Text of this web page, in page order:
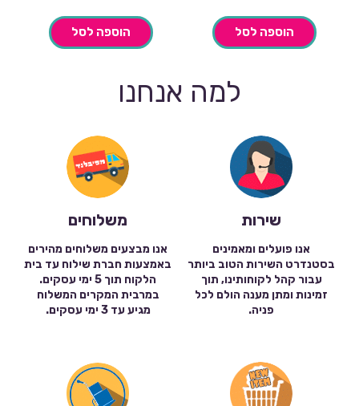
הוספה לסל הוספה לסל
למה אנחנו
שירות
אנו פועלים ומאמינים
בסטנדרט השירות הטוב ביותר
עבור קהל לקוחותינו, תוך
זמינות ומתן מענה הולם לכל
פניה.
משלוחים
אנו מבצעים משלוחים מהירים
באמצעות חברת שילוח עד בית
הלקוח תוך 5 ימי עסקים.
במרבית המקרים המשלוח
מגיע עד 3 ימי עסקים.